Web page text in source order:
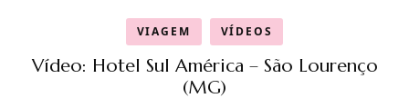
VIAGEM VÍDEOS
Vídeo: Hotel Sul América – São Lourenço
(MG)